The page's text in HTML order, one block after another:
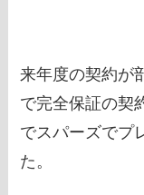
来年度の契約が
で完全保証の契
でスパーズでプ
た。